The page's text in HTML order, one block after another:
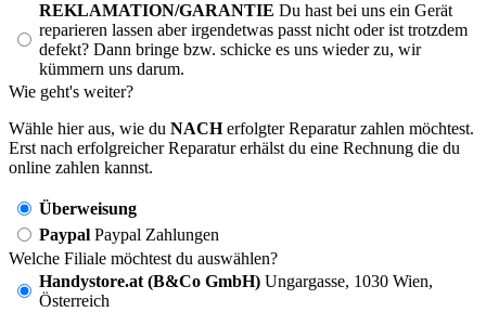
REKLAMATION/GARANTIE Du hast bei uns ein Gerät
reparieren lassen aber irgendetwas passt nicht oder ist trotzdem
defekt? Dann bringe bzw. schicke es uns wieder zu, wir
kümmern uns darum.
Wie geht's weiter?
Wähle hier aus, wie du NACHerfolgter Reparatur zahlen möchtest.
Erst nach erfolgreicher Reparatur erhälst du eine Rechnung die du
online zahlen kannst.
Überweisung
Paypal Paypal Zahlungen
Welche Filiale möchtest du auswählen?
Handystore.at (B&Co GmbH) Ungargasse, 1030 Wien,
Österreich